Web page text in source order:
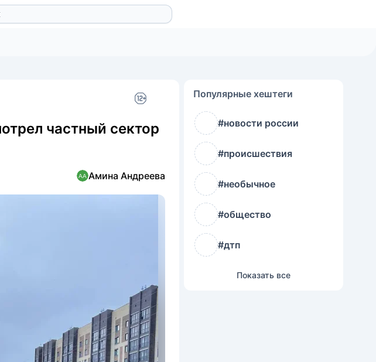
частный сектор
Амина Андреева
Популярные хештеги
#новости россии
#происшествия
#необычное
#общество
#дтп
Показать все